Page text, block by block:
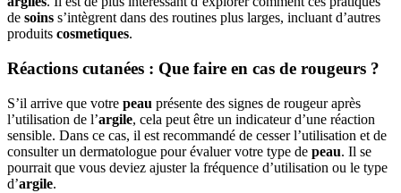
de soins s’intègrent dans des routines plus larges, incluant d’autres
produits cosmetiques.
Réactions cutanées : Que faire en cas de rougeurs ?
S’il arrive que votre peau présente des signes de rougeur après
l’utilisation de l’argile, cela peut être un indicateur d’une réaction
sensible. Dans ce cas, il est recommandé de cesser l’utilisation et de
consulter un dermatologue pour évaluer votre type de peau. Il se
pourrait que vous deviez ajuster la fréquence d’utilisation ou le type
d’argile.